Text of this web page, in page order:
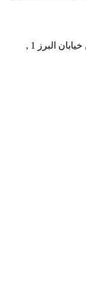
آدرس کارخانه: چرمشهر ورامین, خیابان البرز, خیابان البرز 1 ,